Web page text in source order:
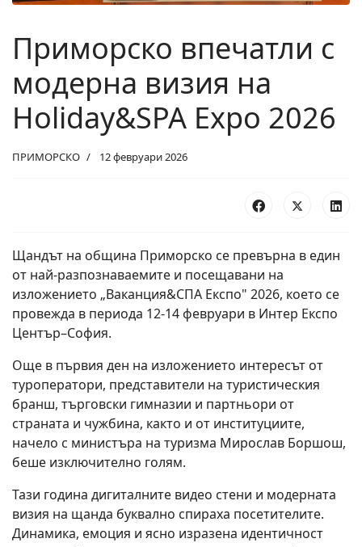
Приморско впечатли с
модерна визия на
Holiday&SPA Expo 2026
ПРИМОРСКО 12 февруари 2026
Щандът на община Приморско се превърна в един
от най-разпознаваемите и посещавани на
изложението „Ваканция&СПА Експо" 2026, което се
провежда в периода 12-14 февруари в Интер Експо
Център–София.
Още в първия ден на изложението интересът от
туроператори, представители на туристическия
бранш, търговски гимназии и партньори от
страната и чужбина, както и от институциите,
начело с министъра на туризма Мирослав Боршош,
беше изключително голям.
Тази година дигиталните видео стени и модерната
визия на щанда буквално спираха посетителите.
Динамика, емоция и ясно изразена идентичност